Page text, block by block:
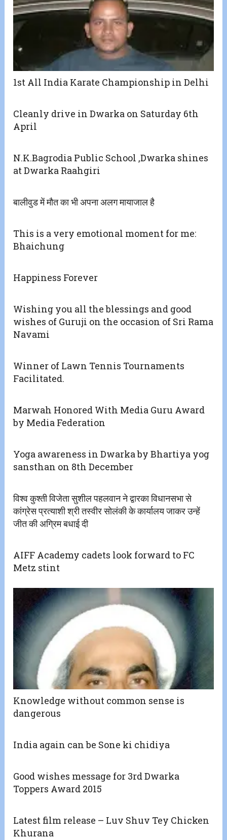
1st All India Karate Championship in Delhi
Cleanly drive in Dwarka on Saturday 6th
April
N.K.Bagrodia Public School ,Dwarka shines
at Dwarka Raahgiri
बालीवुड में मौत का भी अपना अलग मायाजाल है
This is a very emotional moment for me:
Bhaichung
Happiness Forever
Wishing you all the blessings and good
wishes of Guruji on the occasion of Sri Rama
Navami
Winner of Lawn Tennis Tournaments
Facilitated.
Marwah Honored With Media Guru Award
by Media Federation
Yoga awareness in Dwarka by Bhartiya yog
sansthan on 8th December
विश्व कुश्ती विजेता सुशील पहलवान ने द्वारका विधानसभा से
कांग्रेस प्रत्याशी श्री तस्वीर सोलंकी के कार्यालय जाकर उन्हें
जीत की अग्रिम बधाई दी
AIFF Academy cadets look forward to FC
Metz stint
Knowledge without common sense is
dangerous
India again can be Sone ki chidiya
Good wishes message for 3rd Dwarka
Toppers Award 2015
Latest film release – Luv Shuv Tey Chicken
Khurana